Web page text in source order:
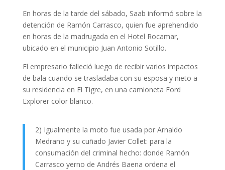
En horas de la tarde del sábado, Saab informó sobre la
detención de Ramón Carrasco, quien fue aprehendido
en horas de la madrugada en el Hotel Rocamar,
ubicado en el municipio Juan Antonio Sotillo.
El empresario falleció luego de recibir varios impactos
de bala cuando se trasladaba con su esposa y nieto a
su residencia en El Tigre, en una camioneta Ford
Explorer color blanco.
2) Igualmente la moto fue usada por Arnaldo
Medrano y su cuñado Javier Collet: para la
consumación del criminal hecho: donde Ramón
Carrasco yerno de Andrés Baena ordena el